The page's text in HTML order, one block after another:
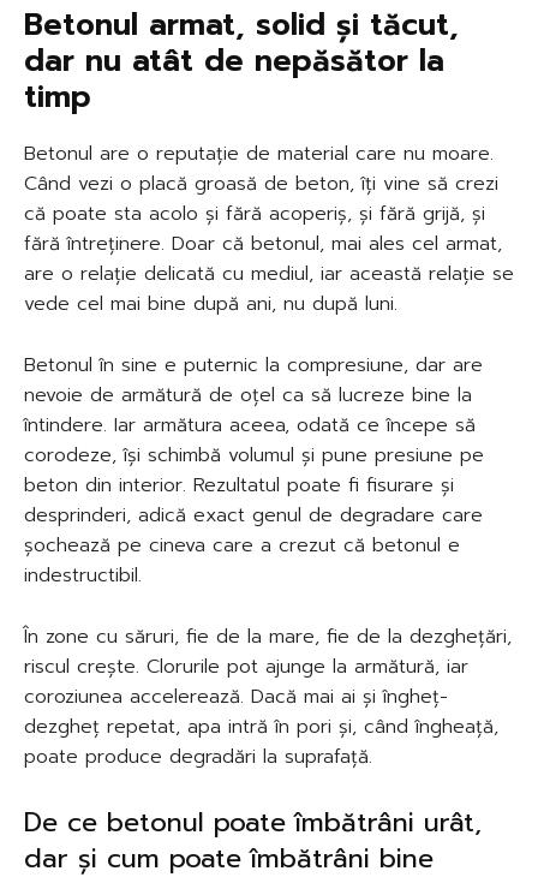
Betonul armat, solid și tăcut,
dar nu atât de nepăsător la
timp
Betonul are o reputație de material care nu moare.
Când vezi o placă groasă de beton, îți vine să crezi
că poate sta acolo și fără acoperiș, și fără grijă, și
fără întreținere. Doar că betonul, mai ales cel armat,
are o relație delicată cu mediul, iar această relație se
vede cel mai bine după ani, nu după luni.
Betonul în sine e puternic la compresiune, dar are
nevoie de armătură de oțel ca să lucreze bine la
întindere. Iar armătura aceea, odată ce începe să
corodeze, își schimbă volumul și pune presiune pe
beton din interior. Rezultatul poate fi fisurare și
desprinderi, adică exact genul de degradare care
șochează pe cineva care a crezut că betonul e
indestructibil.
În zone cu săruri, fie de la mare, fie de la dezghețări,
riscul crește. Clorurile pot ajunge la armătură, iar
coroziunea accelerează. Dacă mai ai și îngheț-
dezgheț repetat, apa intră în pori și, când îngheață,
poate produce degradări la suprafață.
De ce betonul poate îmbătrâni urât,
dar și cum poate îmbătrâni bine